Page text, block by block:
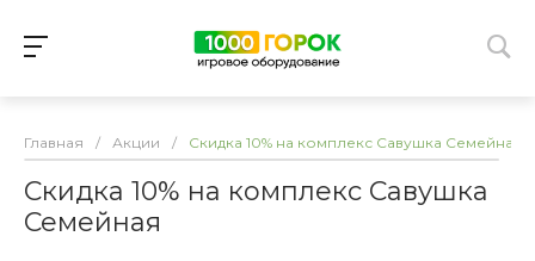
Главная / Акции / Скидка 10% на комплекс Савушка Семейная
Скидка 10% на комплекс Савушка
Семейная